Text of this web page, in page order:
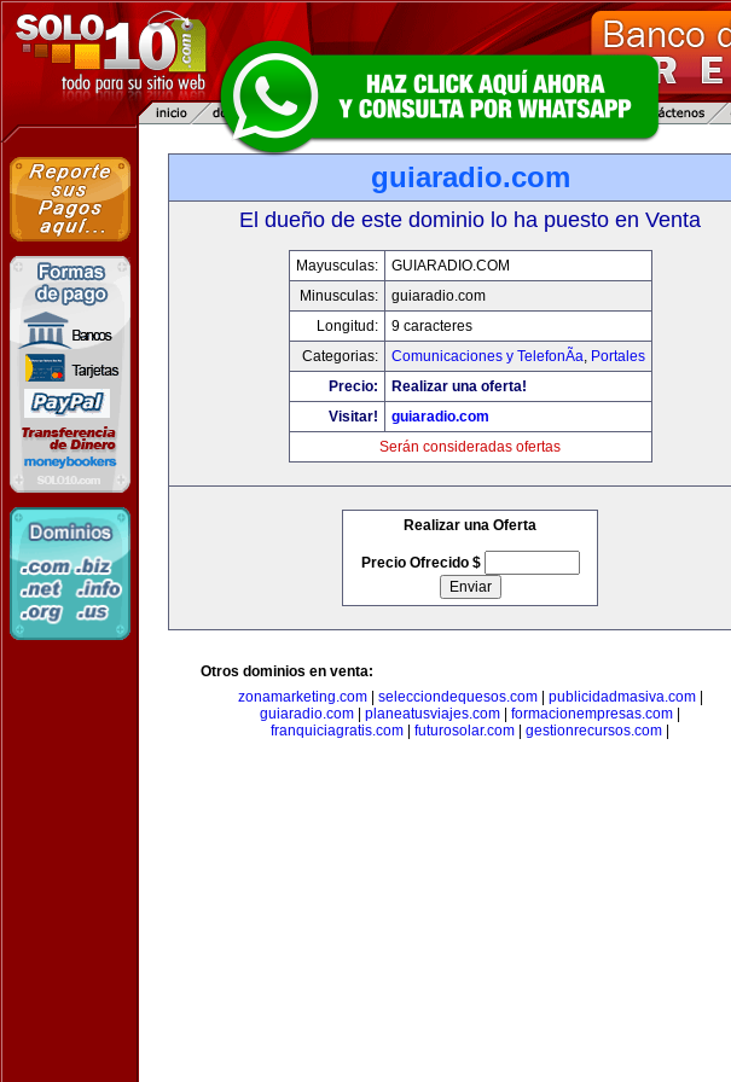
guiaradio.com
El dueño de este dominio lo ha puesto en Venta
Mayusculas:
GUIARADIO.COM
Minusculas:
guiaradio.com
Longitud:
9 caracteres
Categorias:
Comunicaciones y TelefonÃ­a, Portales
Precio:
Realizar una oferta!
Visitar!
guiaradio.com
Serán consideradas ofertas
Realizar una Oferta
Precio Ofrecido $
Otros dominios en venta:
zonamarketing.com| selecciondequesos.com| publicidadmasiva.com|
guiaradio.com
planeatusviajes.com formacionempresas.com
franquiciagratis.com
futurosolar.com gestionrecursos.com